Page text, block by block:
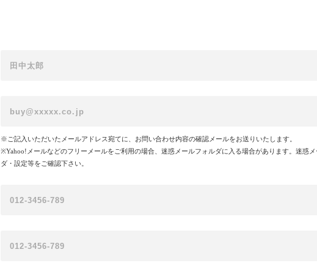
※ご記入いただいたメールアドレス宛てに、お問い合わせ内容の確認メールをお送りいたします。
※Yahoo!メールなどのフリーメールをご利用の場合、迷惑メールフォルダに入る場合があります。迷惑
ダ・設定等をご確認下さい。